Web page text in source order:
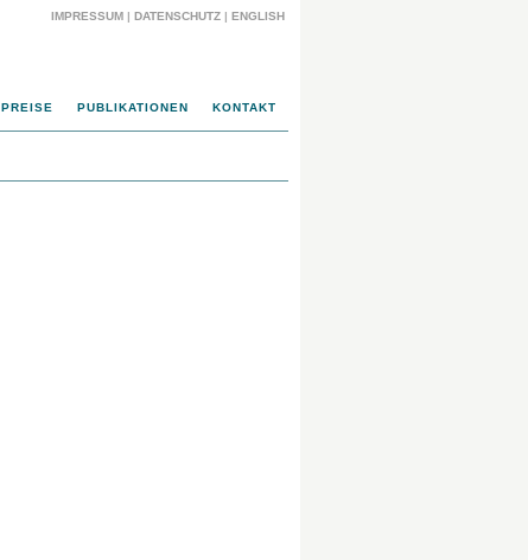
IMPRESSUM | DATENSCHUTZ | ENGLISH
PREISE PUBLIKATIONEN KONTAKT